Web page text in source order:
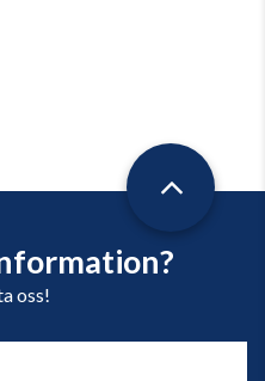
oss!